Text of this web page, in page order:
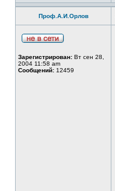
Проф.А.И.Орлов
Зарегистрирован: Вт сен 28,
2004 11:58 am
Сообщений: 12459